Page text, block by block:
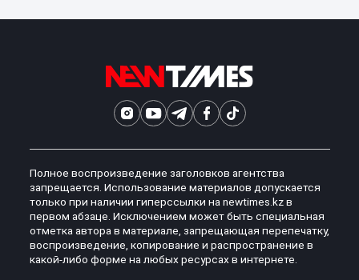
Полное воспроизведение заголовков агентства
запрещается. Использование материалов допускается
только при наличии гиперссылки на newtimes.kz в
первом абзаце. Исключением может быть специальная
отметка автора в материале, запрещающая перепечатку,
воспроизведение, копирование и распространение в
какой-либо форме на любых ресурсах в интернете.